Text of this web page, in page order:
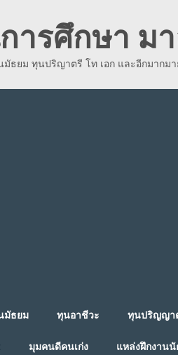
ารศึกษา ม
ธยม ทุนปริญาตรี โท เอก และอีกมากมา
มัธยม ทุนอาชีวะ ทุนปริญญา
มุมคนดีคนเก่ง แหล่งฝึกงาน